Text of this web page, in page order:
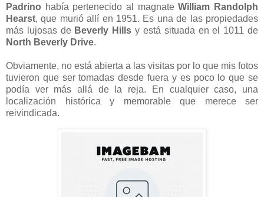
Padrino había pertenecido al magnateWilliam Randolph
Hearst, que murió allí en 1951. Es una de las propiedades
más lujosas de Beverly Hills y está situada en el 1011 de
North Beverly Drive.
Obviamente, no está abierta a las visitas por lo que mis fotos
tuvieron que ser tomadas desde fuera y es poco lo que se
podía ver más allá de la reja. En cualquier caso, una
localización histórica y memorable que merece ser
reivindicada.